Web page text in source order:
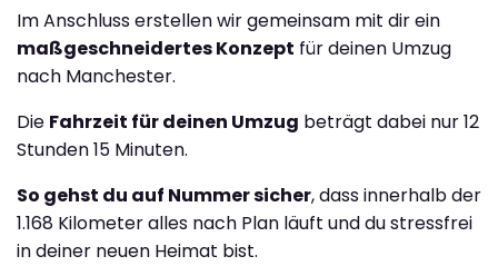
Im Anschluss erstellen wir gemeinsam mit dir ein
maßgeschneidertes Konzept für deinen Umzug
nach Manchester.
Die Fahrzeit für deinen Umzug beträgt dabei nur 12
Stunden 15 Minuten.
So gehst du auf Nummer sicher, dass innerhalb der
1.168 Kilometer alles nach Plan läuft und du stressfrei
in deiner neuen Heimat bist.